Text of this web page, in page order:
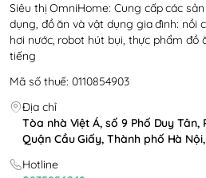
Siêu thị OmniHome: Cung cấp các
dụng, đồ ăn và vật dụng gia đình: nồi
hơi nước, robot hút bụi, thực phẩm đồ
tiếng
Mã số thuế: 0110854903
Địa chỉ
Tòa nhà Việt Á, số 9 Phố Duy Tân,
Quận Cầu Giấy, Thành phố Hà
Hotline